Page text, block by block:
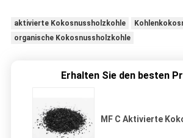
aktivierte Kokosnussholzkohle
organische Kokosnussholzkohle
Erhalten Sie den besten
MF C Aktivierte